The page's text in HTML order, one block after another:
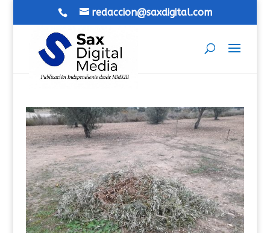
redaccion@saxdigital.com